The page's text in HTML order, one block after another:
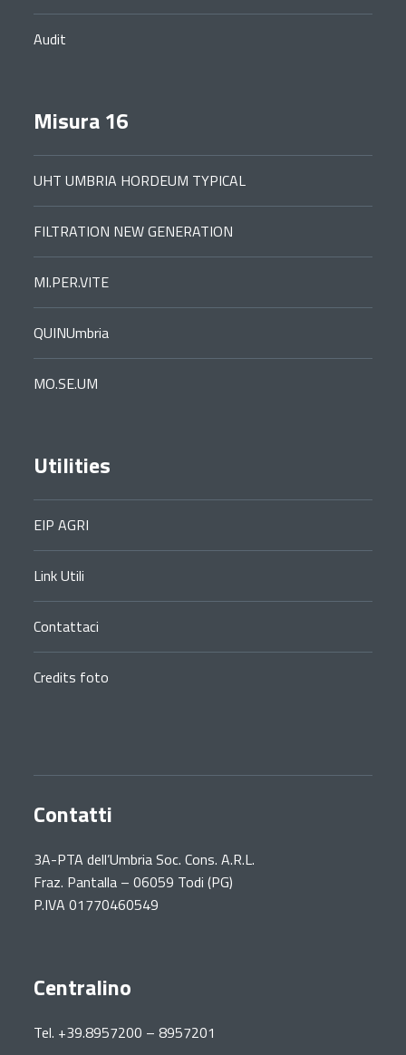
Audit
Misura 16
UHT UMBRIA HORDEUM TYPICAL
FILTRATION NEW GENERATION
MI.PER.VITE
QUINUmbria
MO.SE.UM
Utilities
EIP AGRI
Link Utili
Contattaci
Credits foto
Contatti
3A-PTA dell’Umbria Soc. Cons. A.R.L.
Fraz. Pantalla – 06059 Todi (PG)
P.IVA 01770460549
Centralino
Tel. +39.8957200 – 8957201